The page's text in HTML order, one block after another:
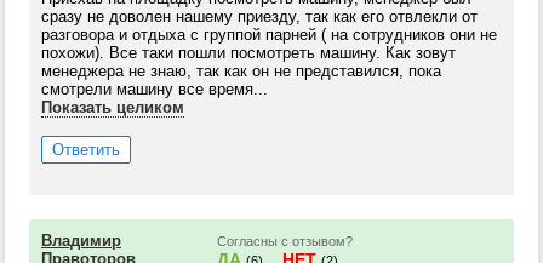
сразу не доволен нашему приезду, так как его отвлекли от
разговора и отдыха с группой парней ( на сотрудников они не
похожи). Все таки пошли посмотреть машину. Как зовут
менеджера не знаю, так как он не представился, пока
смотрели машину все время...
Показать целиком
Ответить
Владимир
Правоторов
Согласны с отзывом?